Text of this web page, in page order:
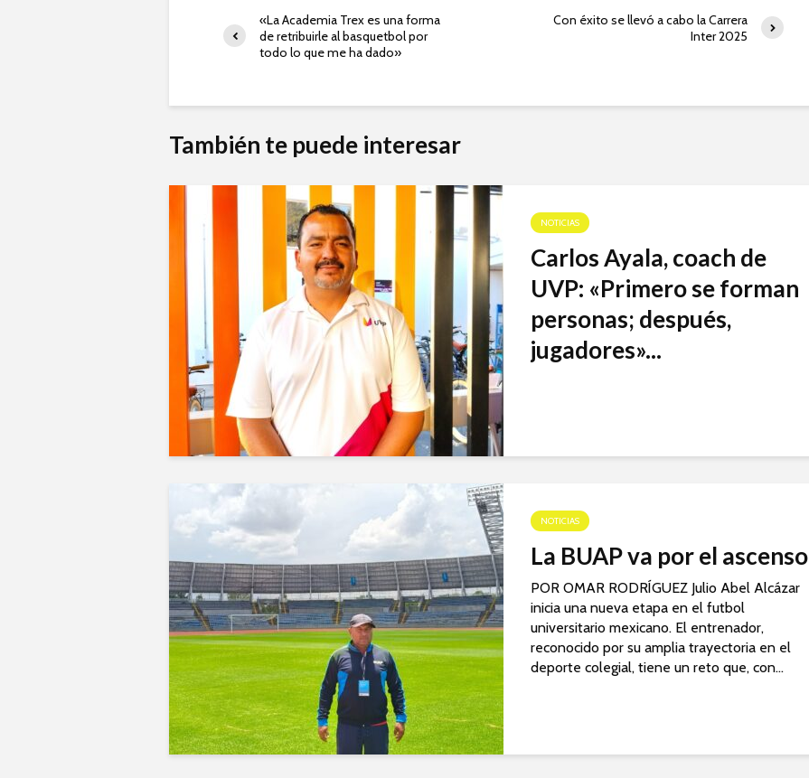
«La Academia Trex es una forma
de retribuirle al basquetbol por
todo lo que me ha dado»
Con éxito se llevó a cabo la Carrera
Inter 2025
También te puede interesar
NOTICIAS
Carlos Ayala, coach de
UVP: «Primero se forman
personas; después,
jugadores»...
NOTICIAS
La BUAP va por el ascenso
POR OMAR RODRÍGUEZ Julio Abel Alcázar
inicia una nueva etapa en el futbol
universitario mexicano. El entrenador,
reconocido por su amplia trayectoria en el
deporte colegial, tiene un reto que, con...